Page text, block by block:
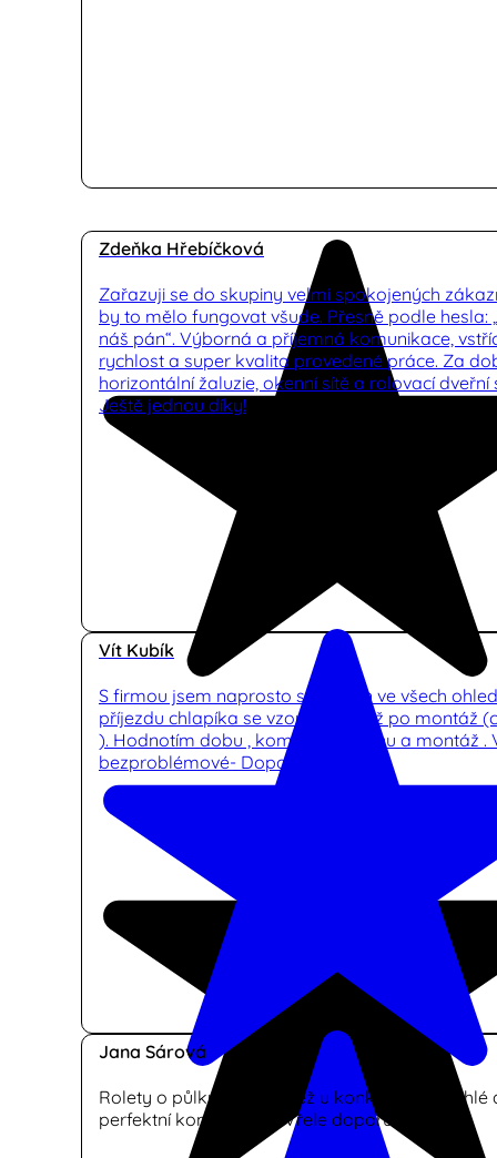
Zdeňka Hřebíčková
Zařazuji se do skupiny velmi spokojených
by to mělo fungovat všude. Přesně podle hesla:
náš pán“. Výborná a příjemná komunikace,
rychlost a super kvalita provedené práce. Za
horizontální žaluzie, okenní sítě a rolovací dveřní
Ještě jednou díky!
Vít Kubík
S firmou jsem naprosto spokojen ve všech
příjezdu chlapíka se vzorníkem , až po montáž
). Hodnotím dobu , komunikaci ,cenu a montáž .
bezproblémové- Doporučuji.
Jana Sárová
Rolety o půlku levnější než u konkurence, rychlé
perfektní komunikace. Vřele doporučuji.